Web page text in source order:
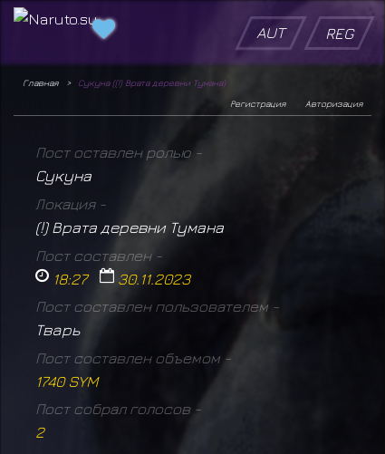
AUT REG
Главная
Сукуна ((!) Врата деревни Тумана)
Авторизация
Регистрация
Пост оставлен ролью -
Сукуна
Локация -
(!) Врата деревни Тумана
Пост составлен -
18:27 30.11.2023
Пост составлен пользователем -
Твaрь
Пост составлен объемом -
1740 SYM
Пост собрал голосов -
2